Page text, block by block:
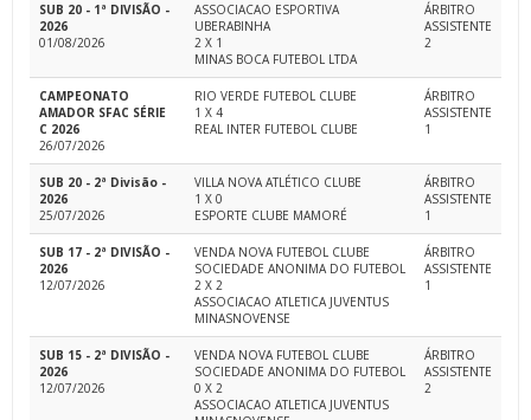
SUB 20 - 1ª DIVISÃO -
2026
01/08/2026
ASSOCIACAO ESPORTIVA
UBERABINHA
2 X 1
MINAS BOCA FUTEBOL LTDA
ÁRBITRO
ASSISTENTE
2
CAMPEONATO
AMADOR SFAC SÉRIE
C 2026
26/07/2026
RIO VERDE FUTEBOL CLUBE
1 X 4
REAL INTER FUTEBOL CLUBE
ÁRBITRO
ASSISTENTE
1
SUB 20 - 2ª Divisão -
2026
25/07/2026
VILLA NOVA ATLÉTICO CLUBE
1 X 0
ESPORTE CLUBE MAMORÉ
ÁRBITRO
ASSISTENTE
1
SUB 17 - 2ª DIVISÃO -
2026
12/07/2026
VENDA NOVA FUTEBOL CLUBE
SOCIEDADE ANONIMA DO FUTEBOL
2 X 2
ASSOCIACAO ATLETICA JUVENTUS
MINASNOVENSE
ÁRBITRO
ASSISTENTE
1
SUB 15 - 2ª DIVISÃO -
2026
12/07/2026
VENDA NOVA FUTEBOL CLUBE
SOCIEDADE ANONIMA DO FUTEBOL
0 X 2
ASSOCIACAO ATLETICA JUVENTUS
ÁRBITRO
ASSISTENTE
2